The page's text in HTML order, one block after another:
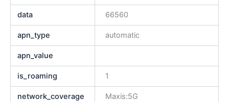
data 66560
apn_type automatic
apn_value
is_roaming 1
network_coverage Maxis:5G